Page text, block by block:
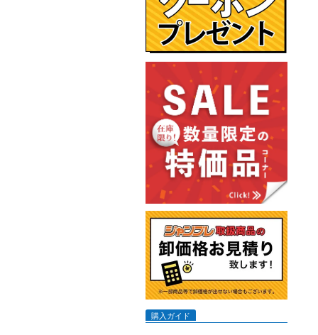
購入ガイド